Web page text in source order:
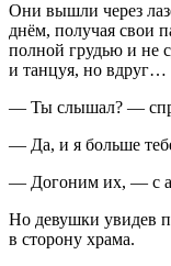
Они вышли через
днём, получая свои
полной грудью и не
и танцуя, но вдруг…
— Ты слышал? —
— Да, и я больше
— Догоним их, — с
Но девушки увидев
в сторону храма.